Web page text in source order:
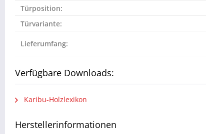
Türposition:
Türvariante:
Lieferumfang:
Verfügbare Downloads:
Karibu-Holzlexikon
Herstellerinformationen